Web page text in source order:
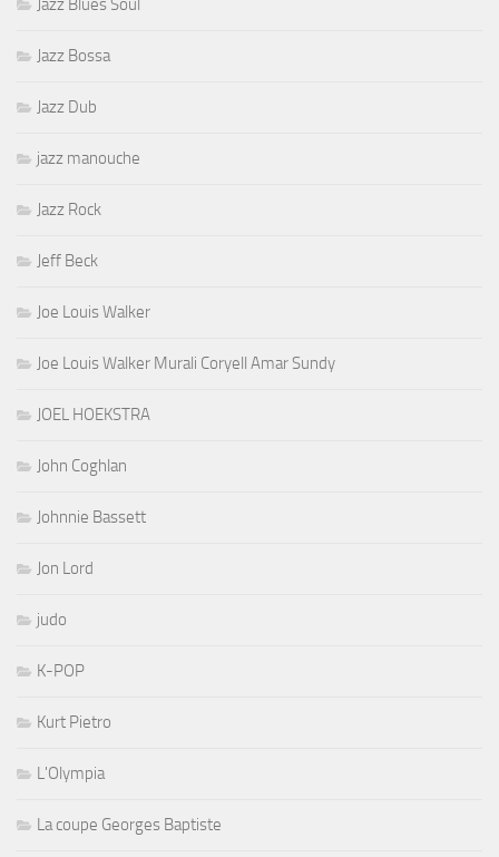
Jazz Blues Soul
Jazz Bossa
Jazz Dub
jazz manouche
Jazz Rock
Jeff Beck
Joe Louis Walker
Joe Louis Walker Murali Coryell Amar Sundy
JOEL HOEKSTRA
John Coghlan
Johnnie Bassett
Jon Lord
judo
K-POP
Kurt Pietro
L'Olympia
La coupe Georges Baptiste